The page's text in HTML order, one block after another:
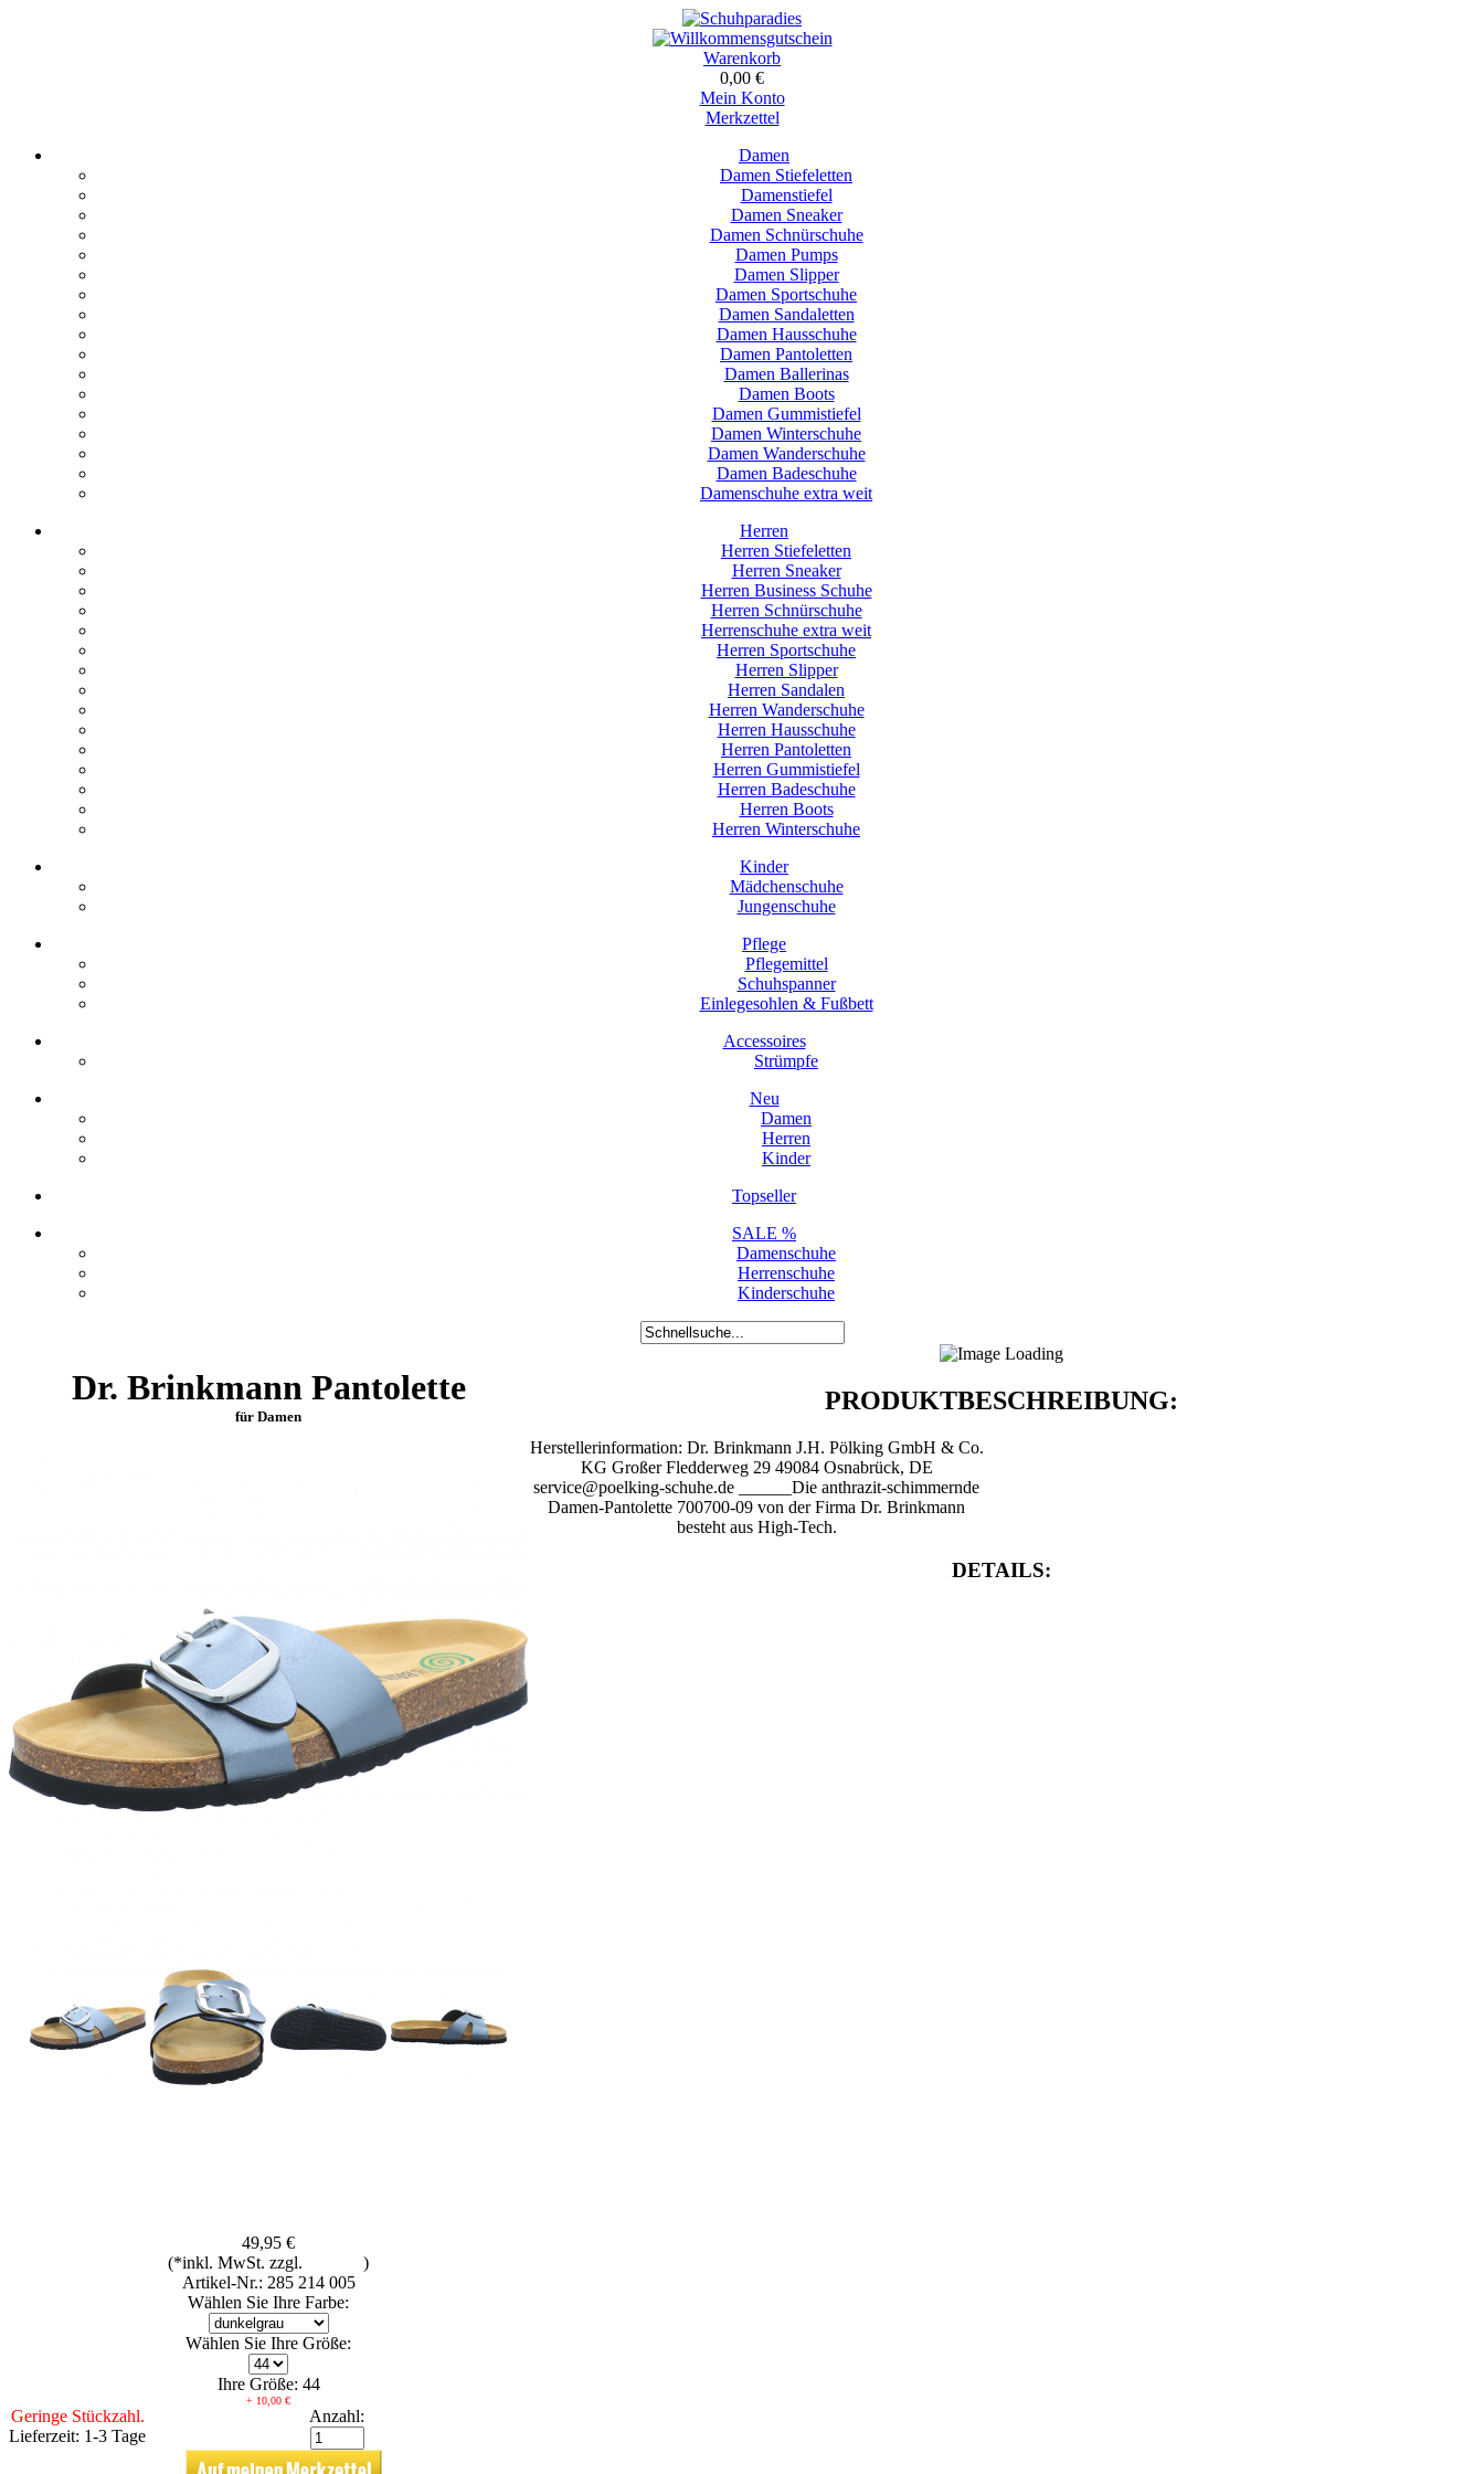
Warenkorb
0,00 €
Mein Konto
Merkzettel
Damen
Damen Stiefeletten
Damenstiefel
Damen Sneaker
Damen Schnürschuhe
Damen Pumps
Damen Slipper
Damen Sportschuhe
Damen Sandaletten
Damen Hausschuhe
Damen Pantoletten
Damen Ballerinas
Damen Boots
Damen Gummistiefel
Damen Winterschuhe
Damen Wanderschuhe
Damen Badeschuhe
Damenschuhe extra weit
Herren
Herren Stiefeletten
Herren Sneaker
Herren Business Schuhe
Herren Schnürschuhe
Herrenschuhe extra weit
Herren Sportschuhe
Herren Slipper
Herren Sandalen
Herren Wanderschuhe
Herren Hausschuhe
Herren Pantoletten
Herren Gummistiefel
Herren Badeschuhe
Herren Boots
Herren Winterschuhe
Kinder
Mädchenschuhe
Jungenschuhe
Pflege
Pflegemittel
Schuhspanner
Einlegesohlen & Fußbett
Accessoires
Strümpfe
Neu
Damen
Herren
Kinder
Topseller
SALE %
Damenschuhe
Herrenschuhe
Kinderschuhe
Dr. Brinkmann Pantolette
für Damen
49,95 €
(*inkl. MwSt. zzgl.
)
Artikel-Nr.: 285 214 005
Wählen Sie Ihre Farbe:
Wählen Sie Ihre Größe:
Ihre Größe: 44
+ 10,00 €
Geringe Stückzahl.
Lieferzeit: 1-3 Tage
Anzahl:
PRODUKTBESCHREIBUNG:
Herstellerinformation: Dr. Brinkmann J.H. Pölking GmbH & Co.
KG Großer Fledderweg 29 49084 Osnabrück, DE
service@poelking-schuhe.de ______Die anthrazit-schimmernde
Damen-Pantolette 700700-09 von der Firma Dr. Brinkmann
besteht aus High-Tech.
DETAILS: